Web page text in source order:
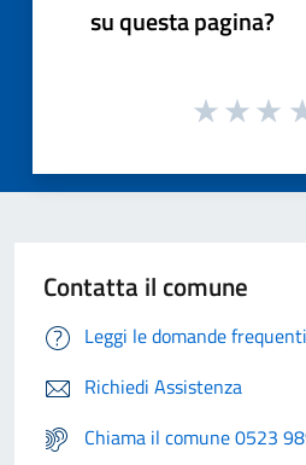
su questa pagina?
Contatta il comune
Leggi le domande frequenti
Richiedi Assistenza
Chiama il comune 0523